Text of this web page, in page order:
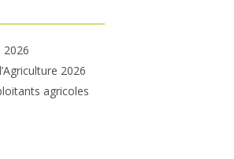
2026
2026
agricoles